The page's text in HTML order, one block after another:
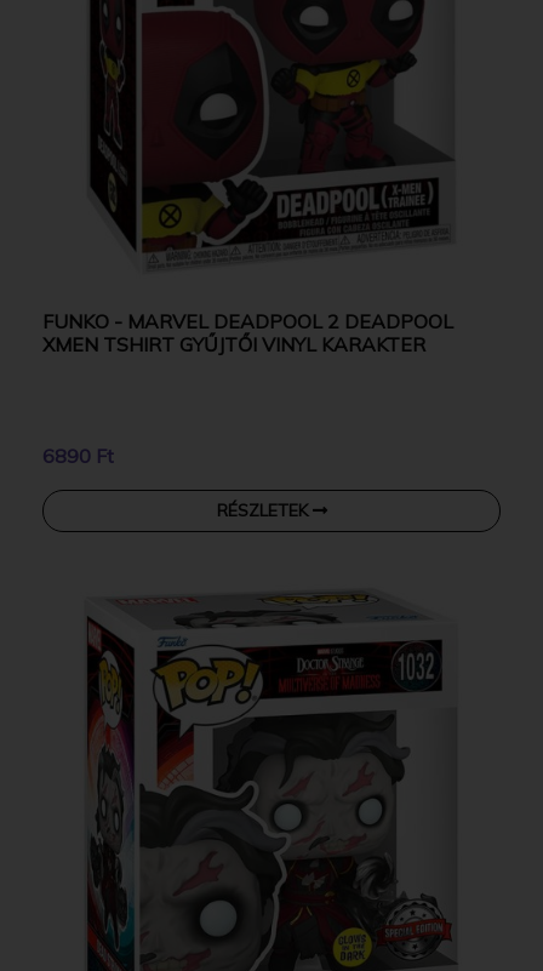
FUNKO - MARVEL DEADPOOL 2 DEADPOOL
XMEN TSHIRT GYŰJTŐI VINYL KARAKTER
6890 Ft
RÉSZLETEK